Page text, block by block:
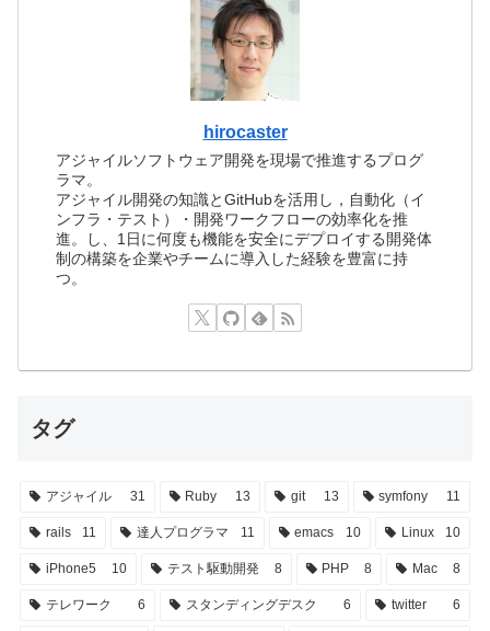
hirocaster
アジャイルソフトウェア開発を現場で推進するプログ
ラマ。
アジャイル開発の知識とGitHubを活用し，自動化（イ
ンフラ・テスト）・開発ワークフローの効率化を推
進。し、1日に何度も機能を安全にデプロイする開発体
制の構築を企業やチームに導入した経験を豊富に持
つ。
タグ
アジャイル 31 Ruby 13 git 13 symfony 11
rails 11 達人プログラマ 11 emacs 10 Linux 10
iPhone5 10 テスト駆動開発 8 PHP 8 Mac 8
テレワーク 6 スタンディングデスク 6 twitter 6